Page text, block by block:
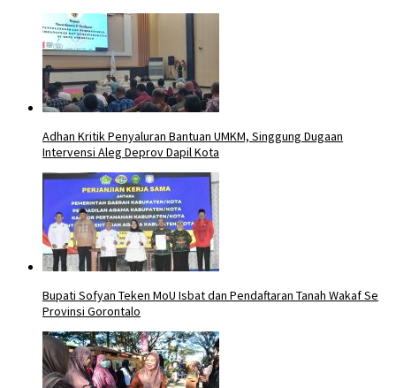
Adhan Kritik Penyaluran Bantuan UMKM, Singgung Dugaan
Intervensi Aleg Deprov Dapil Kota
Bupati Sofyan Teken MoU Isbat dan Pendaftaran Tanah Wakaf Se
Provinsi Gorontalo